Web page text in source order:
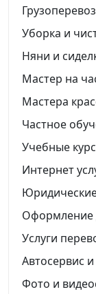
Уборка и
Няни и
Мастер на
Мастера
Частное
Учебные
Интернет
Юридические
Оформление
Услуги
Автосервис
Фото и